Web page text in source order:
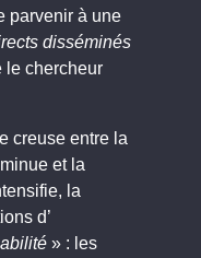
parvenir à une
disséminés
le chercheur
creuse entre la
et la
la
d’
» : les